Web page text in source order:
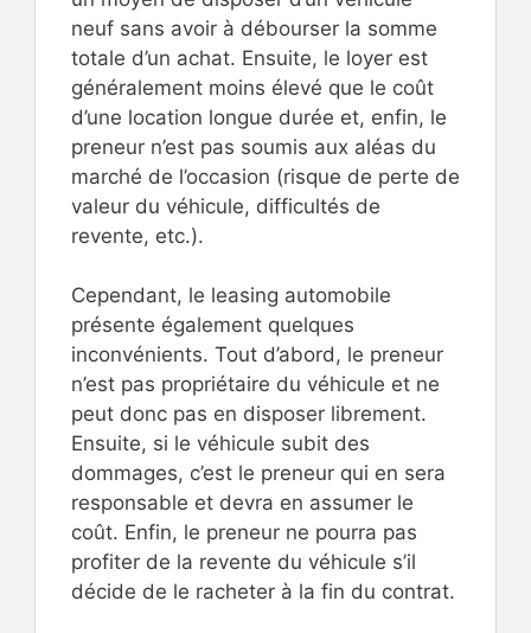
neuf sans avoir à débourser la somme
totale d’un achat. Ensuite, le loyer est
généralement moins élevé que le coût
d’une location longue durée et, enfin, le
preneur n’est pas soumis aux aléas du
marché de l’occasion (risque de perte de
valeur du véhicule, difficultés de
revente, etc.).
Cependant, le leasing automobile
présente également quelques
inconvénients. Tout d’abord, le preneur
n’est pas propriétaire du véhicule et ne
peut donc pas en disposer librement.
Ensuite, si le véhicule subit des
dommages, c’est le preneur qui en sera
responsable et devra en assumer le
coût. Enfin, le preneur ne pourra pas
profiter de la revente du véhicule s’il
décide de le racheter à la fin du contrat.